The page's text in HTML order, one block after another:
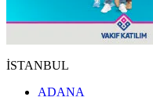
İSTANBUL
ADANA